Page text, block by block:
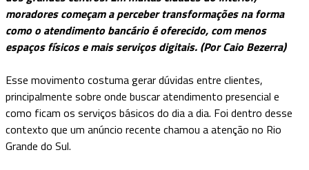
moradores começam a perceber transformações na forma
como o atendimento bancário é oferecido, com menos
espaços físicos e mais serviços digitais. (Por Caio Bezerra)
Esse movimento costuma gerar dúvidas entre clientes,
principalmente sobre onde buscar atendimento presencial e
como ficam os serviços básicos do dia a dia. Foi dentro desse
contexto que um anúncio recente chamou a atenção no Rio
Grande do Sul.